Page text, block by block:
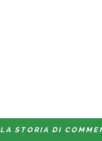
LA STORIA DI